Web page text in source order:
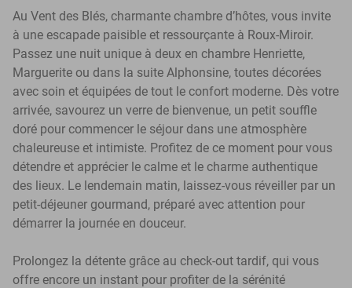
Au Vent des Blés, charmante chambre d’hôtes, vous invite
à une escapade paisible et ressourçante à Roux-Miroir.
Passez une nuit unique à deux en chambre Henriette,
Marguerite ou dans la suite Alphonsine, toutes décorées
avec soin et équipées de tout le confort moderne. Dès votre
arrivée, savourez un verre de bienvenue, un petit souffle
doré pour commencer le séjour dans une atmosphère
chaleureuse et intimiste. Profitez de ce moment pour vous
détendre et apprécier le calme et le charme authentique
des lieux. Le lendemain matin, laissez-vous réveiller par un
petit-déjeuner gourmand, préparé avec attention pour
démarrer la journée en douceur.
Prolongez la détente grâce au check-out tardif, qui vous
offre encore un instant pour profiter de la sérénité